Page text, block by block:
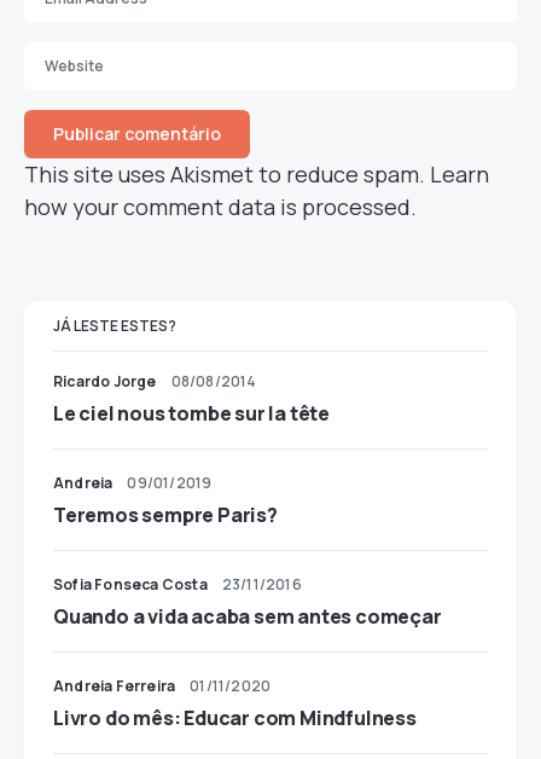
This site uses Akismet to reduce spam. Learn
how your comment data is processed.
JÁ LESTE ESTES?
Ricardo Jorge 08/08/2014
Le ciel nous tombe sur la tête
Andreia 09/01/2019
Teremos sempre Paris?
Sofia Fonseca Costa 23/11/2016
Quando a vida acaba sem antes começar
Andreia Ferreira 01/11/2020
Livro do mês: Educar com Mindfulness